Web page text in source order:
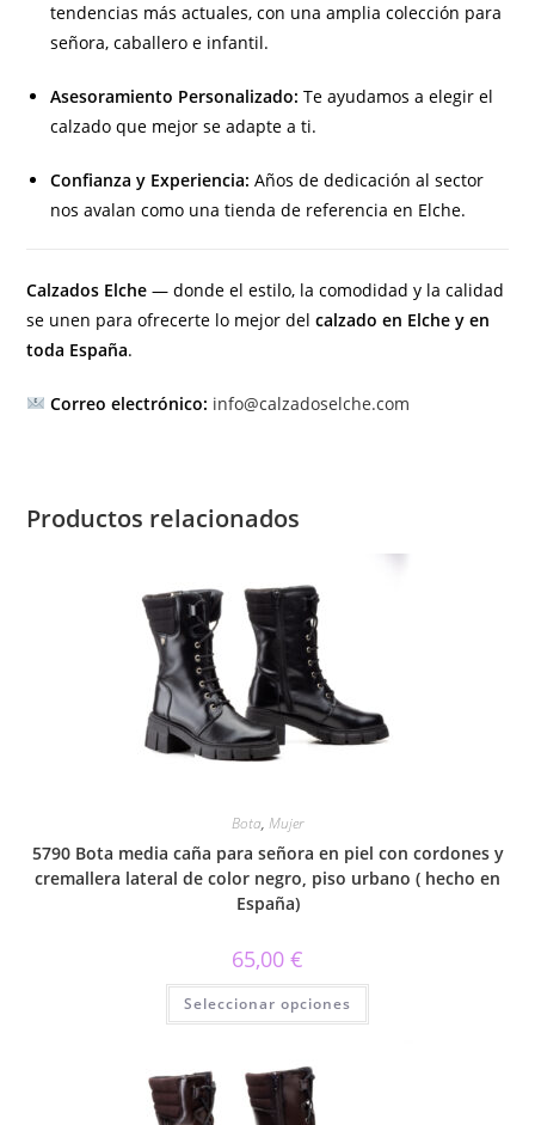
tendencias más actuales, con una amplia colección para
señora, caballero e infantil.
Asesoramiento Personalizado: Te ayudamos a elegir el
calzado que mejor se adapte a ti.
Confianza y Experiencia: Años de dedicación al sector
nos avalan como una tienda de referencia en Elche.
Calzados Elche — donde el estilo, la comodidad y la calidad
se unen para ofrecerte lo mejor delcalzado en Elche y en
toda España.
Correo electrónico: info@calzadoselche.com
Productos relacionados
Bota, Mujer
5790 Bota media caña para señora en piel con cordones y
cremallera lateral de color negro, piso urbano ( hecho en
España)
65,00 €
Seleccionar opciones
Este
tiene